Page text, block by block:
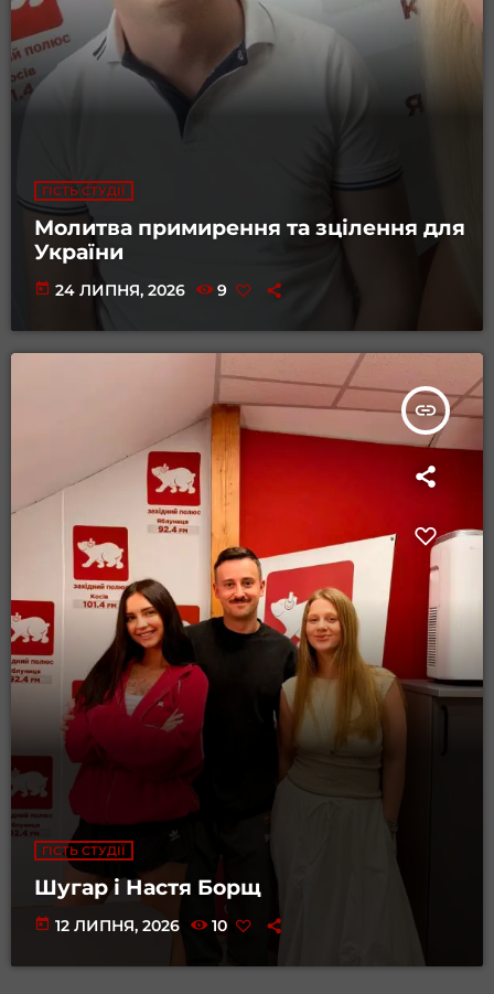
ГІСТЬ СТУДІЇ
Молитва примирення та зцілення для
України
today 24 ЛИПНЯ, 2026 9
insert_link
ГІСТЬ СТУДІЇ
Шугар і Настя Борщ
today 12 ЛИПНЯ, 2026 10